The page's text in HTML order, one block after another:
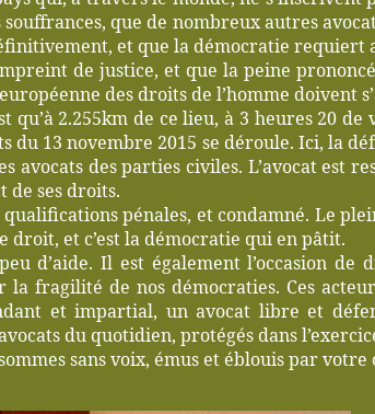
que de nombreux autres
et que la démocratie requiert
de justice, et que la peine
des droits de l’homme doivent
2.255km de ce lieu, à 3 heures 20
13 novembre 2015 se déroule. Ici, la
avocats des parties civiles. L’avocat est
de ses droits.
pénales, et condamné. Le
droit, et c’est la démocratie qui en pâtit.
d’aide. Il est également l’occasion de
fragilité de nos démocraties. Ces
et impartial, un avocat libre et
du quotidien, protégés dans
sans voix, émus et éblouis par votre